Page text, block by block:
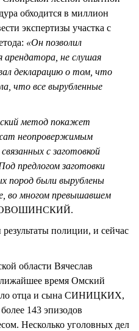
обходится в миллион
экспертизы участка с
«Он позволил
арендатора, не слушая
декларацию о том, что
что все вырубленные
метод покажет
неопровержимым
с заготовкой
предлогом заготовки
пород были вырублены
во многом превышавшем
полиции, и сейчас
области Вячеслав
время Омский
отца и сына СИНИЦКИХ,
143 эпизодов
Несколько уголовных дел